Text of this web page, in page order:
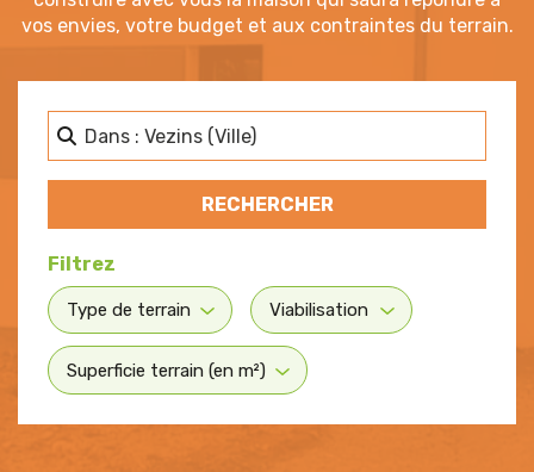
vos envies, votre budget et aux contraintes du terrain.
RECHERCHERRECHERCHER